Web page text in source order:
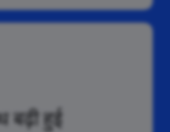
बढ़ी हुई